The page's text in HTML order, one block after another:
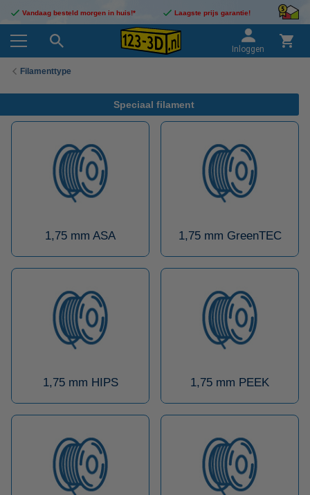
Vandaag besteld morgen in huis!* Laagste prijs garantie!
Inloggen
Filamenttype
Speciaal filament
1,75 mm ASA 1,75 mm GreenTEC
1,75 mm HIPS 1,75 mm PEEK